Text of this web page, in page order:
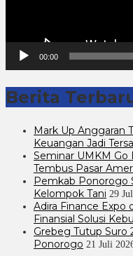
00:00
Berita
Mark Up Anggaran
Keuangan Jadi
Seminar UMKM Go
Tembus Pasar
Pemkab Ponorogo
Kelompok Tani 29
Adira Finance Expo
Finansial Solusi
Grebeg Tutup Suro
Ponorogo 21 Juli